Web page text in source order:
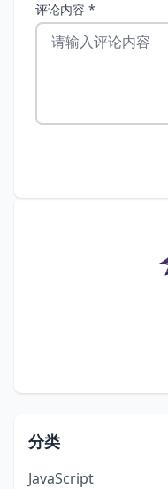
评论内容 *
分类
JavaScript